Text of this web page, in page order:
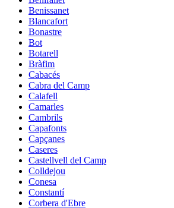
Benissanet
Blancafort
Bonastre
Bot
Botarell
Bràfim
Cabacés
Cabra del Camp
Calafell
Camarles
Cambrils
Capafonts
Capçanes
Caseres
Castellvell del Camp
Colldejou
Conesa
Constantí
Corbera d'Ebre